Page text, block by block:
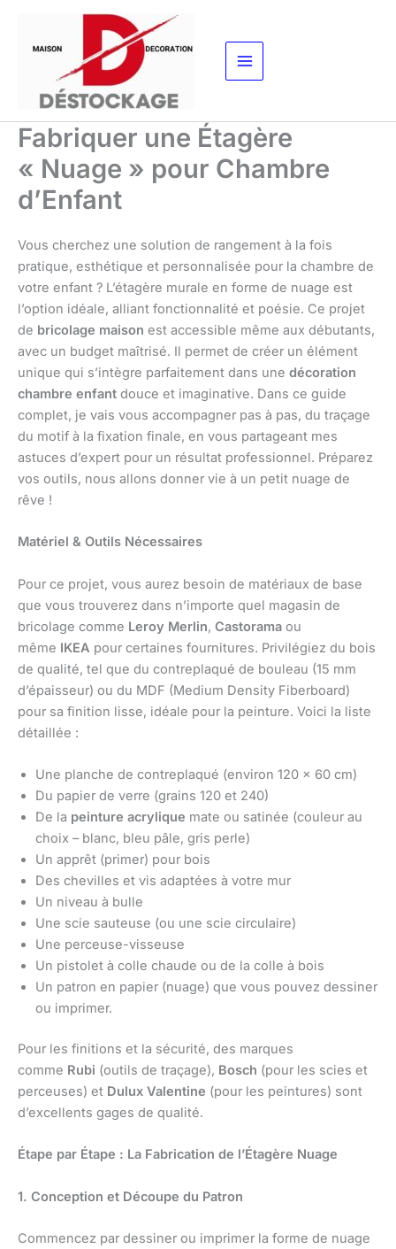
contenu
Fabriquer une Étagère
« Nuage » pour Chambre
d’Enfant
Vous cherchez une solution de rangement à la fois
pratique, esthétique et personnalisée pour la chambre de
votre enfant ? L’étagère murale en forme de nuage est
l’option idéale, alliant fonctionnalité et poésie. Ce projet
de bricolage maison est accessible même aux débutants,
avec un budget maîtrisé. Il permet de créer un élément
unique qui s’intègre parfaitement dans une décoration
chambre enfant douce et imaginative. Dans ce guide
complet, je vais vous accompagner pas à pas, du traçage
du motif à la fixation finale, en vous partageant mes
astuces d’expert pour un résultat professionnel. Préparez
vos outils, nous allons donner vie à un petit nuage de
rêve !
Matériel & Outils Nécessaires
Pour ce projet, vous aurez besoin de matériaux de base
que vous trouverez dans n’importe quel magasin de
bricolage comme Leroy Merlin, Castorama ou
même IKEA pour certaines fournitures. Privilégiez du bois
de qualité, tel que du contreplaqué de bouleau (15 mm
d’épaisseur) ou du MDF (Medium Density Fiberboard)
pour sa finition lisse, idéale pour la peinture. Voici la liste
détaillée :
Une planche de contreplaqué (environ 120 x 60 cm)
Du papier de verre (grains 120 et 240)
De la peinture acrylique mate ou satinée (couleur au
choix – blanc, bleu pâle, gris perle)
Un apprêt (primer) pour bois
Des chevilles et vis adaptées à votre mur
Un niveau à bulle
Une scie sauteuse (ou une scie circulaire)
Une perceuse-visseuse
Un pistolet à colle chaude ou de la colle à bois
Un patron en papier (nuage) que vous pouvez dessiner
ou imprimer.
Pour les finitions et la sécurité, des marques
comme Rubi (outils de traçage), Bosch (pour les scies et
perceuses) et Dulux Valentine (pour les peintures) sont
d’excellents gages de qualité.
Étape par Étape : La Fabrication de l’Étagère Nuage
1. Conception et Découpe du Patron
Commencez par dessiner ou imprimer la forme de nuage